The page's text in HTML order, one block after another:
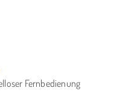
Fernbedienung